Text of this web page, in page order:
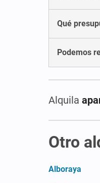
Qué
Podemos
Alquila
Otro
Alboraya